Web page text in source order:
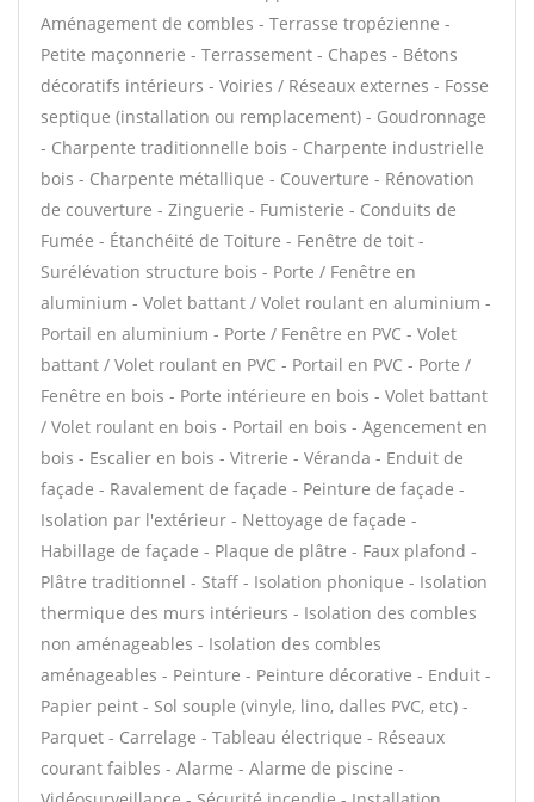
Aménagement de combles - Terrasse tropézienne -
Petite maçonnerie - Terrassement - Chapes - Bétons
décoratifs intérieurs - Voiries / Réseaux externes - Fosse
septique (installation ou remplacement) - Goudronnage
- Charpente traditionnelle bois - Charpente industrielle
bois - Charpente métallique - Couverture - Rénovation
de couverture - Zinguerie - Fumisterie - Conduits de
Fumée - Étanchéité de Toiture - Fenêtre de toit -
Surélévation structure bois - Porte / Fenêtre en
aluminium - Volet battant / Volet roulant en aluminium -
Portail en aluminium - Porte / Fenêtre en PVC - Volet
battant / Volet roulant en PVC - Portail en PVC - Porte /
Fenêtre en bois - Porte intérieure en bois - Volet battant
/ Volet roulant en bois - Portail en bois - Agencement en
bois - Escalier en bois - Vitrerie - Véranda - Enduit de
façade - Ravalement de façade - Peinture de façade -
Isolation par l'extérieur - Nettoyage de façade -
Habillage de façade - Plaque de plâtre - Faux plafond -
Plâtre traditionnel - Staff - Isolation phonique - Isolation
thermique des murs intérieurs - Isolation des combles
non aménageables - Isolation des combles
aménageables - Peinture - Peinture décorative - Enduit -
Papier peint - Sol souple (vinyle, lino, dalles PVC, etc) -
Parquet - Carrelage - Tableau électrique - Réseaux
courant faibles - Alarme - Alarme de piscine -